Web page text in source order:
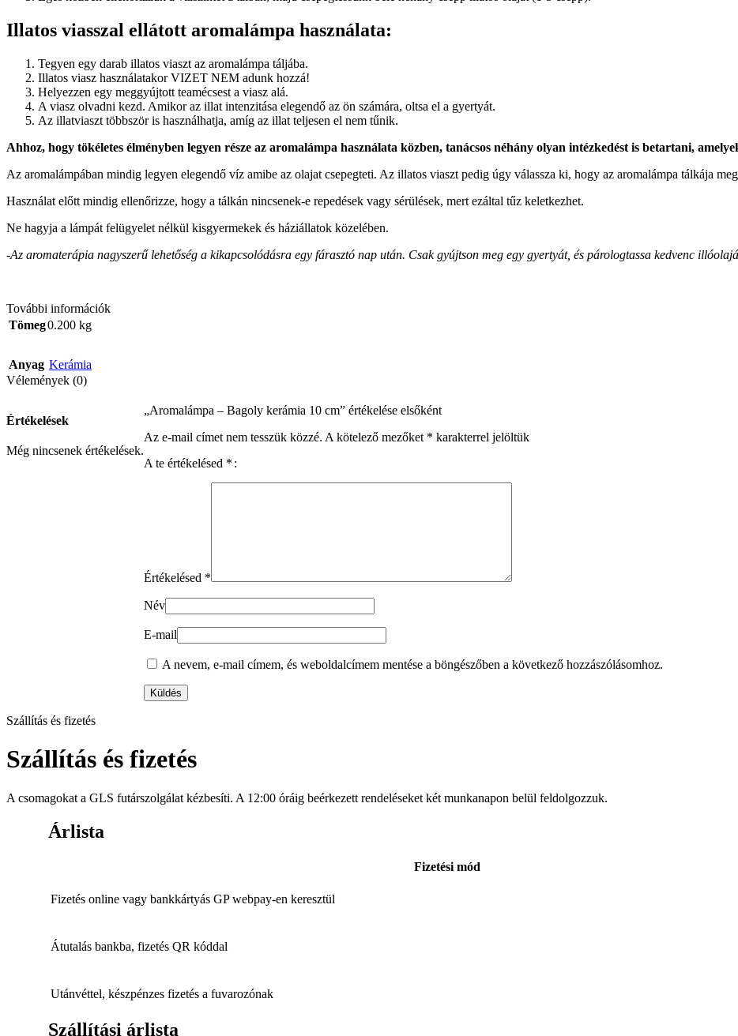
Illatos viasszal ellátott aromalámpa használata:
Tegyen egy darab illatos viaszt az aromalámpa táljába.
Illatos viasz használatakor VIZET NEM adunk hozzá!
Helyezzen egy meggyújtott teamécsest a viasz alá.
A viasz olvadni kezd. Amikor az illat intenzitása elegendő az ön számára, oltsa el a gyertyát.
Az illatviaszt többször is használhatja, amíg az illat teljesen el nem tűnik.
Ahhoz, hogy tökéletes élményben legyen része az aromalámpa használata közben, tanácsos néhány olyan intézkedést is betartani,
Az aromalámpában mindig legyen elegendő víz amibe az olajat csepegteti. Az illatos viaszt pedig úgy válassza ki, hogy az aromalámpa tálkája
Használat előtt mindig ellenőrizze, hogy a tálkán nincsenek-e repedések vagy sérülések, mert ezáltal tűz keletkezhet.
Ne hagyja a lámpát felügyelet nélkül kisgyermekek és háziállatok közelében.
-Az aromaterápia nagyszerű lehetőség a kikapcsolódásra egy fárasztó nap után. Csak gyújtson meg egy gyertyát, és párologtassa kedvenc
További információk
Tömeg0.200 kg
Anyag Kerámia
Vélemények (0)
Értékelések
Még nincsenek értékelések.
„Aromalámpa – Bagoly kerámia 10 cm” értékelése elsőként
Az e-mail címet nem tesszük közzé. A kötelező mezőket * karakterrel jelöltük
A te értékelésed *
Értékelésed *
Név
E-mail
A nevem, e-mail címem, és weboldalcímem mentése a böngészőben a következő hozzászólásomhoz.
Szállítás és fizetés
Szállítás és fizetés
A csomagokat a GLS futárszolgálat kézbesíti. A 12:00 óráig beérkezett rendeléseket két munkanapon belül feldolgozzuk.
Árlista
Fizetési mód
Fizetés online vagy bankkártyás GP webpay-en keresztül
Átutalás bankba, fizetés QR kóddal
Utánvéttel, készpénzes fizetés a fuvarozónak
Szállítási árlista